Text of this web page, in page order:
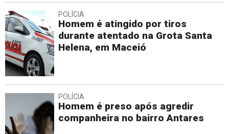
POLÍCIA
Homem é atingido por tiros
durante atentado na Grota Santa
Helena, em Maceió
POLÍCIA
Homem é preso após agredir
companheira no bairro Antares